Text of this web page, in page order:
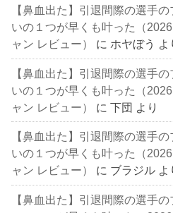
【鼻血出た】引退間際の選手
いの１つが早くも叶った（
ャン レビュー）
に ホヤぼう よ
【鼻血出た】引退間際の選手
いの１つが早くも叶った（
ャン レビュー）
に下団 より
【鼻血出た】引退間際の選手
いの１つが早くも叶った（
ャン レビュー）
に ブラジル よ
【鼻血出た】引退間際の選手